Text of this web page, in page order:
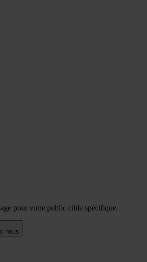
pour votre public cible spécifique.
nous